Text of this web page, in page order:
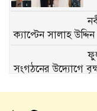
ক্যাপ্টেন সালাহ উদ্দিন
সংগঠনের উদ্যোগে